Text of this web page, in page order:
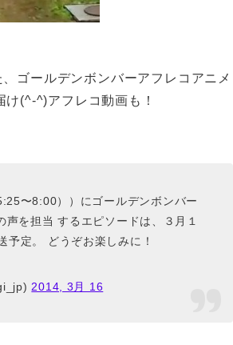
ゴールデンボンバーアフレコアニメ
け(^-^)アフレコ動画も！
〜8:00））にゴールデンボンバー
を担当 するエピソードは、３月１
定。 どうぞお楽しみに！
2014, 3月 16